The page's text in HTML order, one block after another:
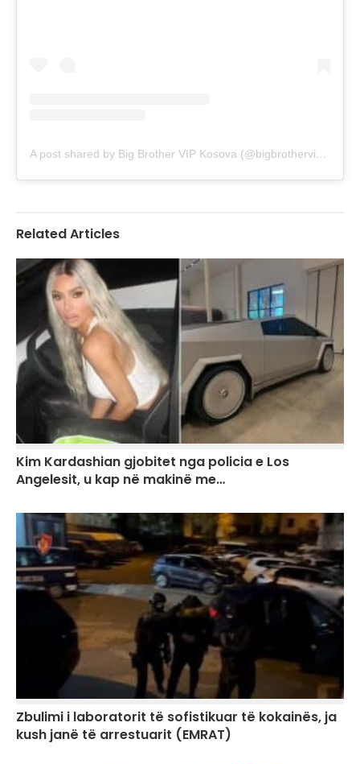
A post shared by Big Brother VIP Kosova (@bigbrothervipkosova)
Related Articles
Kim Kardashian gjobitet nga policia e Los
Angelesit, u kap në makinë me…
Zbulimi i laboratorit të sofistikuar të kokainës, ja
kush janë të arrestuarit (EMRAT)